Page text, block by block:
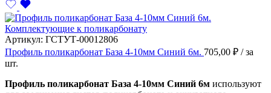
Комплектующие к поликарбонату
Артикул: ГСТУТ-00012806
Профиль поликарбонат База 4-10мм Синий 6м. 705,00 ₽ / за
шт.
Профиль поликарбонат База 4-10мм Синий 6м используют